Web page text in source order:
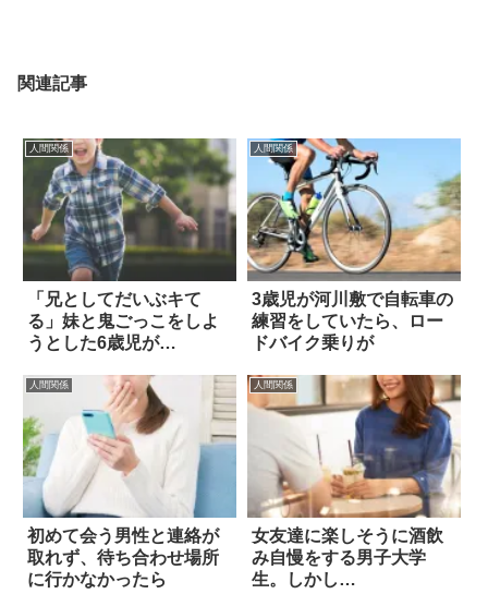
関連記事
人間関係
「兄としてだいぶキて
る」妹と鬼ごっこをしよ
うとした6歳児が…
人間関係
3歳児が河川敷で自転車の
練習をしていたら、ロー
ドバイク乗りが
人間関係
初めて会う男性と連絡が
取れず、待ち合わせ場所
に行かなかったら
人間関係
女友達に楽しそうに酒飲
み自慢をする男子大学
生。しかし…